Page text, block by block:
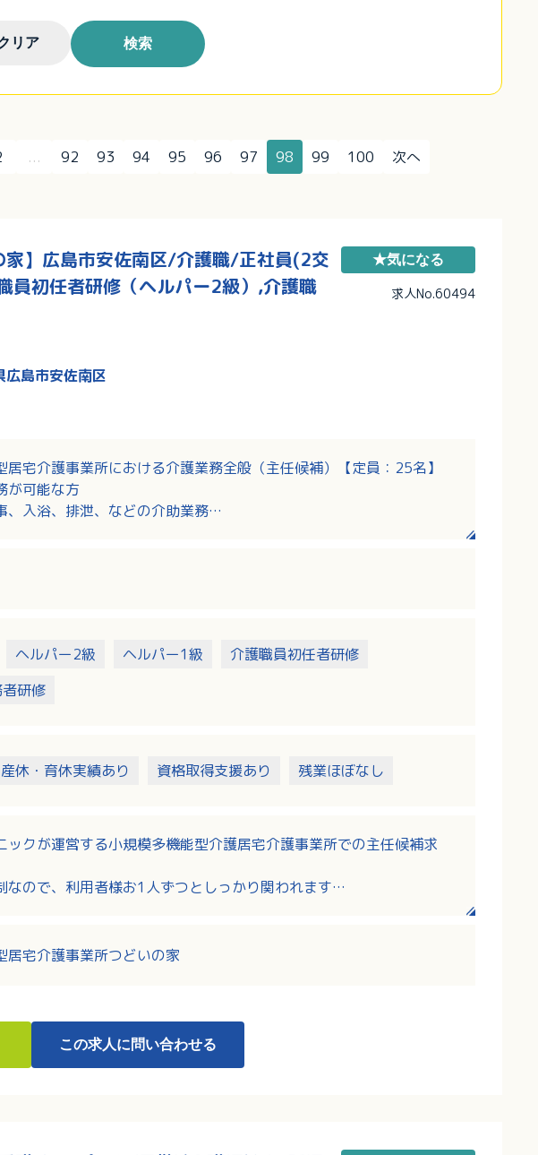
リア 検索
... 92 93 94 95 96 97 98 99 100 次へ
家】広島市安佐南区/介護職/正社員(2交
員初任者研修（ヘルパー2級）,介護職
広島市安佐南区
★気になる
求人No.60494
居宅介護事業所における介護業務全般（主任候補）【定員：25名】
が可能な方
、入浴、排泄、などの介助業務
ヘルパー2級 ヘルパー1級
介護職員初任者研修
研修
産休・育休実績あり 資格取得支援あり 残業ほぼなし
ックが運営する小規模多機能型介護居宅介護事業所での主任候補求
なので、利用者様お1人ずつとしっかり関われます
で月8～9日のお休み！残業も少なめ！
居宅介護事業所つどいの家
この求人に問い合わせる